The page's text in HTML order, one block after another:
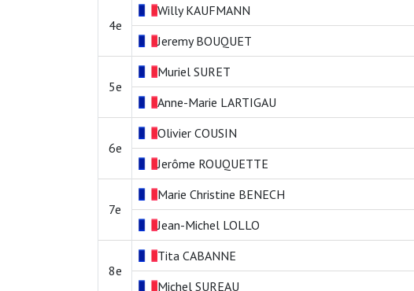
4e
Willy KAUFMANN
Jeremy BOUQUET
5e
Muriel SURET
Anne-Marie LARTIGAU
6e
Olivier COUSIN
Jerôme ROUQUETTE
7e
Marie Christine BENECH
Jean-Michel LOLLO
8e
Tita CABANNE
Michel SUREAU